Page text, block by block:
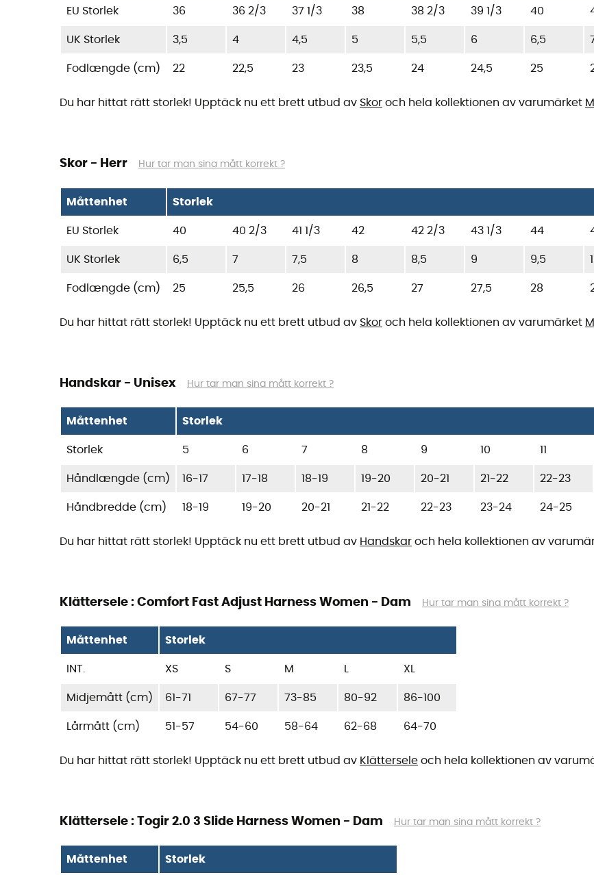
EU Storlek 36 36 2/3 37 1/3 38 38 2/3 39 1/3 40
UK Storlek 3,5 4 4,5 5 5,5 6 6,5
Fodlængde (cm) 22 22,5 23 23,5 24 24,5 25
Du har hittat rätt storlek! Upptäck nu ett brett utbud av Skor och hela kollektionen av varumärket
Skor - Herr Hur tar man sina mått korrekt ?
Måttenhet Storlek
EU Storlek 40 40 2/3 41 1/3 42 42 2/3 43 1/3 44
UK Storlek 6,5 7 7,5 8 8,5 9 9,5
Fodlængde (cm) 25 25,5 26 26,5 27 27,5 28
Du har hittat rätt storlek! Upptäck nu ett brett utbud av Skor och hela kollektionen av varumärket
Handskar - Unisex Hur tar man sina mått korrekt ?
Måttenhet Storlek
Storlek 5 6 7 8 9 10 11
Håndlængde (cm) 16-17 17-18 18-19 19-20 20-21 21-22 22-23
Håndbredde (cm) 18-19 19-20 20-21 21-22 22-23 23-24 24-25
Du har hittat rätt storlek! Upptäck nu ett brett utbud av Handskar och hela kollektionen av
Klättersele : Comfort Fast Adjust Harness Women - Dam Hur tar man sina mått korrekt ?
Måttenhet Storlek
INT. XS S M XL
Midjemått (cm) 61-71 67-77 73-85 80-92 86-100
Lårmått (cm) 51-57 54-60 58-64 62-68 64-70
Du har hittat rätt storlek! Upptäck nu ett brett utbud av Klättersele och hela kollektionen av
Klättersele : Togir 2.0 3 Slide Harness Women - Dam Hur tar man sina mått korrekt ?
Måttenhet Storlek